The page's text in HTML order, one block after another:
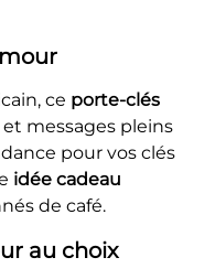
ce porte-clés
messages pleins
pour vos clés
idée cadeau
de café.
au choix